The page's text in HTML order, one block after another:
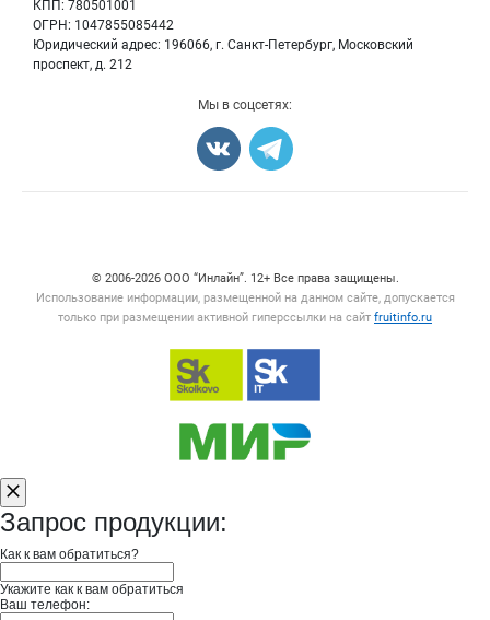
КПП: 780501001
ОГРН: 1047855085442
Юридический адрес: 196066, г. Санкт-Петербург, Московский
проспект, д. 212
Мы в соцсетях:
© 2006‑2026 ООО “Инлайн”. 12+ Все права защищены.
Использование информации, размещенной на данном сайте, допускается
только при размещении активной гиперссылки на сайт fruitinfo.ru
Запрос продукции:
Как к вам обратиться?
Укажите как к вам обратиться
Ваш телефон: